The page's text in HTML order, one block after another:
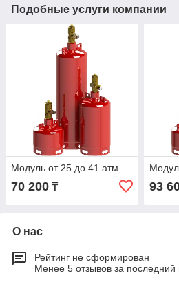
Подобные услуги компании
Модуль от 25 до 41 атм.
70 200 ₸ 93
О нас
Рейтинг не сформирован
Менее 5 отзывов за последний